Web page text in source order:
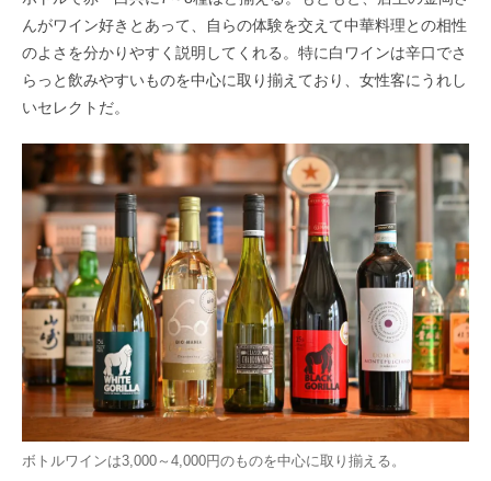
んがワイン好きとあって、自らの体験を交えて中華料理との相性
のよさを分かりやすく説明してくれる。特に白ワインは辛口でさ
らっと飲みやすいものを中心に取り揃えており、女性客にうれし
いセレクトだ。
ボトルワインは3,000～4,000円のものを中心に取り揃える。